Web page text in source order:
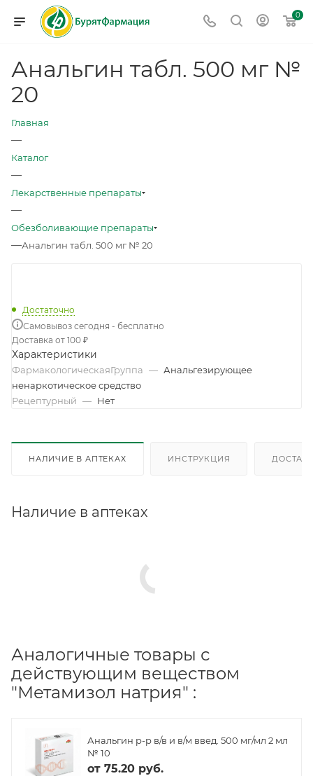
0
Анальгин табл. 500 мг №
20
Главная
—
Каталог
—
Лекарственные препараты
—
Обезболивающие препараты
—Анальгин табл. 500 мг № 20
Достаточно
Самовывоз сегодня - бесплатно
Доставка от 100 ₽
Характеристики
ФармакологическаяГруппа — Анальгезирующее
ненаркотическое средство
Рецептурный — Нет
НАЛИЧИЕ В АПТЕКАХ ИНСТРУКЦИЯ
Наличие в аптеках
Аналогичные товары с
действующим веществом
"Метамизол натрия" :
Анальгин р-р в/в и в/м введ. 500 мг/мл 2 мл
№ 10
от 75.20 руб.